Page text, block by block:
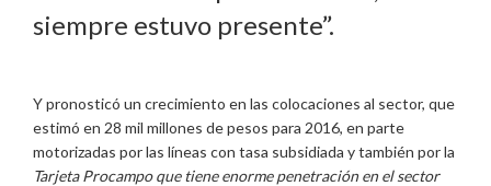
siempre estuvo presente”.
Y pronosticó un crecimiento en las colocaciones al sector, que
estimó en 28 mil millones de pesos para 2016, en parte
motorizadas por las líneas con tasa subsidiada y también por la
Tarjeta Procampo que tiene enorme penetración en el sector